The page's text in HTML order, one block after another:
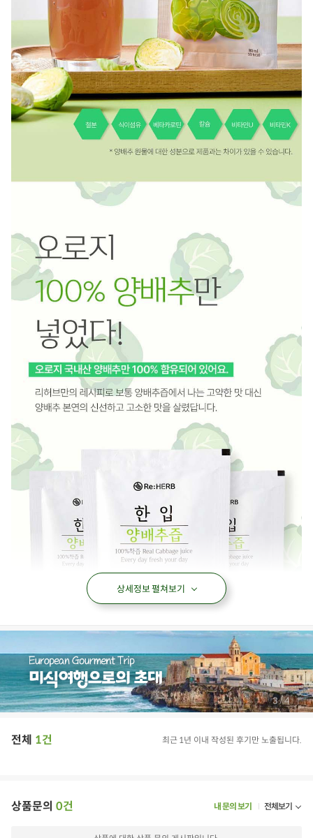
상세정보 펼쳐보기
4/4
전체 1건 최근 1년 이내 작성된 후기만 노출됩니다.
상품문의 0건 내 문의 보기 전체보기